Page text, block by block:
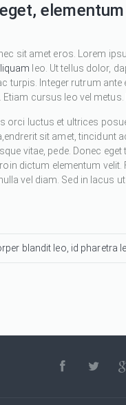
elementum
sit amet eros. Lorem
leo. Ut tellus dolor,
turpis. Integer rutrum
cursus leo vel
luctus et ultrices
sit amet, tincidunt
vitae, pede. Donec
dictum elementum
vel diam. Sed in lacus
blandit leo, id pharetra